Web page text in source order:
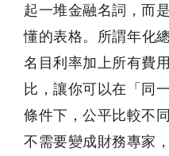
起一堆金融名詞，而
懂的表格。所謂年化
名目利率加上所有費
比，讓你可以在「同
條件下，公平比較不
不需要變成財務專家